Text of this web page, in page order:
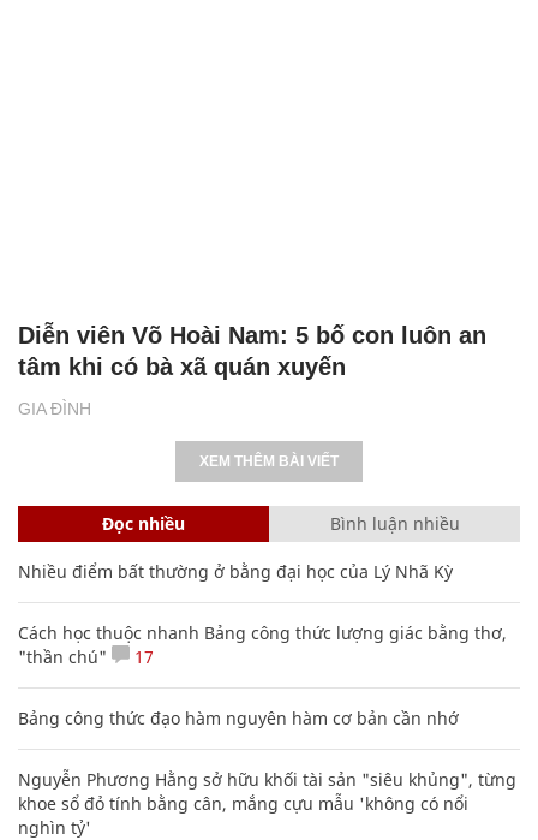
GIA ĐÌNH
Diễn viên Võ Hoài Nam: 5 bố con luôn an
tâm khi có bà xã quán xuyến
XEM THÊM BÀI VIẾT
Đọc nhiều Bình luận nhiều
Nhiều điểm bất thường ở bằng đại học của Lý Nhã Kỳ
Cách học thuộc nhanh Bảng công thức lượng giác bằng thơ,
"thần chú"
17
Bảng công thức đạo hàm nguyên hàm cơ bản cần nhớ
Nguyễn Phương Hằng sở hữu khối tài sản "siêu khủng", từng
khoe sổ đỏ tính bằng cân, mắng cựu mẫu 'không có nổi
nghìn tỷ'